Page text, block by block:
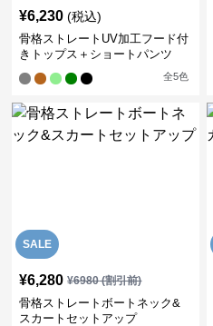
¥6,230 (税込)
骨格ストレートUV加工フード付
きトップス＋ショートパンツ
全5色
SALE
¥6,280 ¥6980(割引前)
骨格ストレートボートネック&
スカートセットアップ